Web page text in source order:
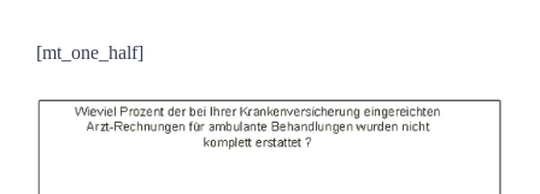
[mt_one_half]